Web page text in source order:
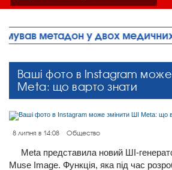
закладах міста • В
Ваші фото в Instagram може
Meta: що варто знати
8 липня в 14:08 Общество
Meta представила новий ШІ-
Muse Image. Функція, яка під час